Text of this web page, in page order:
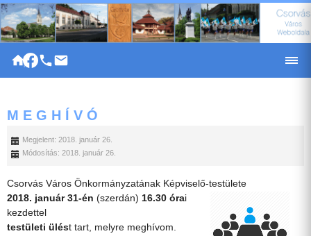
|
M E G H Í V Ó
Megjelent: 2018. január 26.
Módosítás: 2018. január 26.
Csorvás Város Önkormányzatának Képviselő-testülete
2018. január 31-én (szerdán) 16.30 órai
kezdettel
testületi ülést tart, melyre meghívom.